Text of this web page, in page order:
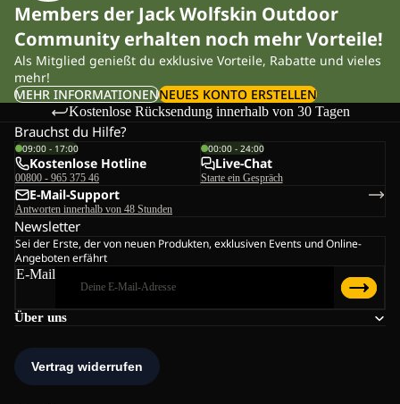
Members der Jack Wolfskin Outdoor
Community erhalten noch mehr Vorteile!
Als Mitglied genießt du exklusive Vorteile, Rabatte und vieles
mehr!
MEHR INFORMATIONENNEUES KONTO ERSTELLEN
Kostenlose Rücksendung innerhalb von 30 Tagen
Über uns
Brauchst du Hilfe?
09:00 - 17:00
Kostenlose Hotline
00800 - 965 375 46
00:00 - 24:00
Live-Chat
Starte ein Gespräch
E-Mail-Support
Antworten innerhalb von 48 Stunden
Newsletter
Sei der Erste, der von neuen Produkten, exklusiven Events und Online-
Angeboten erfährt
E-Mail